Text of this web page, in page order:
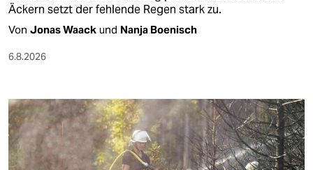
Äckern setzt der fehlende Regen stark zu.
Von Jonas Waack und Nanja Boenisch
6.8.2026